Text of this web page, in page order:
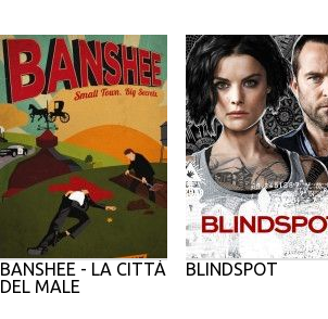
BANSHEE - LA CITTÀ
DEL MALE
BLINDSPOT